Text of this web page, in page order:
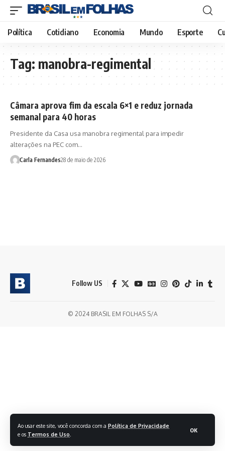
Ao usar este site, você concorda com a Política de Privacidade
e os Termos de Uso
OK
Política Cotidiano Economia Mundo Esporte
Tag: manobra-regimental
Câmara aprova fim da escala 6×1 e reduz jornada
semanal para 40 horas
Presidente da Casa usa manobra regimental para impedir
alterações na PEC com…
Carla Fernandes28 de maio de 2026
Follow US
© 2024 BRASIL EM FOLHAS S/A